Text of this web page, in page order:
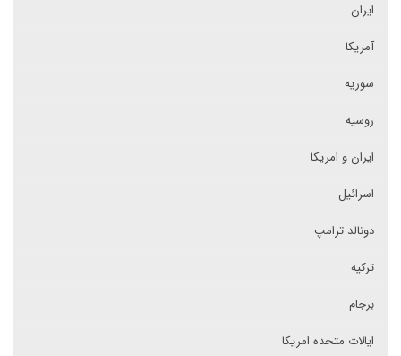
ایران
آمریکا
سوریه
روسیه
ایران و امریکا
اسرائیل
دونالد ترامپ
ترکیه
برجام
ایالات متحده امریکا